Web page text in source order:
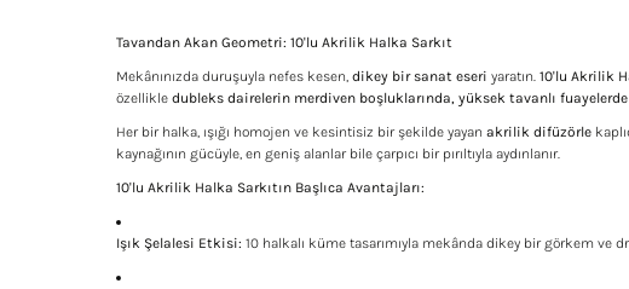
Tavandan Akan Geometri: 10'lu Akrilik Halka Sarkıt
Mekânınızda duruşuyla nefes kesen, dikey bir sanat eseri yaratın. 10'lu Akrilik
özellikle dubleks dairelerin merdiven boşluklarında, yüksek tavanlı fuayelerde
Her bir halka, ışığı homojen ve kesintisiz bir şekilde yayan akrilik difüzörle
kaynağının gücüyle, en geniş alanlar bile çarpıcı bir pırıltıyla aydınlanır.
10'lu Akrilik Halka Sarkıtın Başlıca Avantajları:
Işık Şelalesi Etkisi: 10 halkalı küme tasarımıyla mekânda dikey bir görkem ve